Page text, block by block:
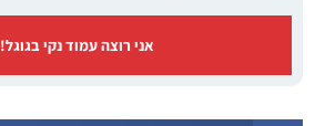
אני רוצה עמוד נקי בגוגל!